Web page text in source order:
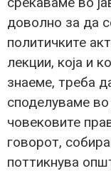
доволно за да
политичките
лекции, која и
знаеме, треба
споделуваме
човековите
говорот,
поттикнува